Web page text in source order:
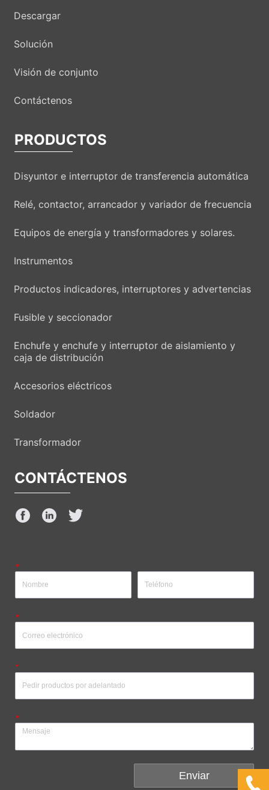
Descargar
Solución
Visión de conjunto
Contáctenos
PRODUCTOS
Disyuntor e interruptor de transferencia automática
Relé, contactor, arrancador y variador de frecuencia
Equipos de energía y transformadores y solares.
Instrumentos
Productos indicadores, interruptores y advertencias
Fusible y seccionador
Enchufe y enchufe y interruptor de aislamiento y
caja de distribución
Accesorios eléctricos
Soldador
Transformador
CONTÁCTENOS
*
*
*
*
Enviar